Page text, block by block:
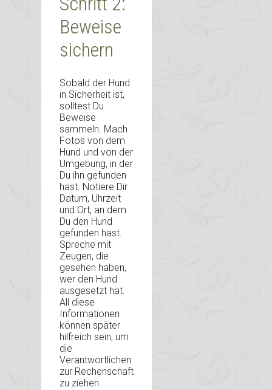
Beweise
sichern
Sobald der Hund
in Sicherheit ist,
solltest Du
Beweise
sammeln. Mach
Fotos von dem
Hund und von der
Umgebung, in der
Du ihn gefunden
hast. Notiere Dir
Datum, Uhrzeit
und Ort, an dem
Du den Hund
gefunden hast.
Spreche mit
Zeugen, die
gesehen haben,
wer den Hund
ausgesetzt hat.
All diese
Informationen
können später
hilfreich sein, um
die
Verantwortlichen
zur Rechenschaft
zu ziehen.